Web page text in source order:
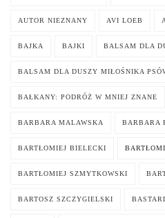
AUTOR NIEZNANY AVI LOEB
BAJKA BAJKI BALSAM DLA
BALSAM DLA DUSZY MIŁOŚNIKA
BAŁKANY: PODRÓŻ W MNIEJ ZNANE
BARBARA MALAWSKA BARBARA
BARTŁOMIEJ BIELECKI
BARTŁOMIEJ SZMYTKOWSKI
BARTOSZ SZCZYGIELSKI